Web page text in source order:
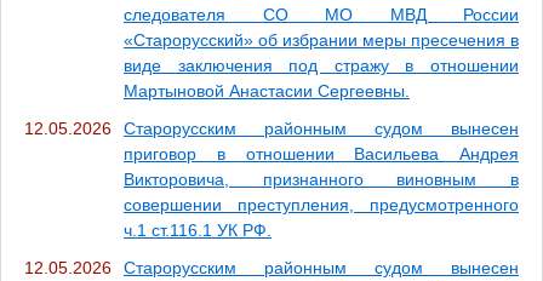
следователя СО МО МВД России
«Старорусский» об избрании меры пресечения в
виде заключения под стражу в отношении
Мартыновой Анастасии Сергеевны.
12.05.2026
Старорусским районным судом вынесен
приговор в отношении Васильева Андрея
Викторовича, признанного виновным в
совершении преступления, предусмотренного
ч.1 ст.116.1 УК РФ.
12.05.2026
Старорусским районным судом вынесен